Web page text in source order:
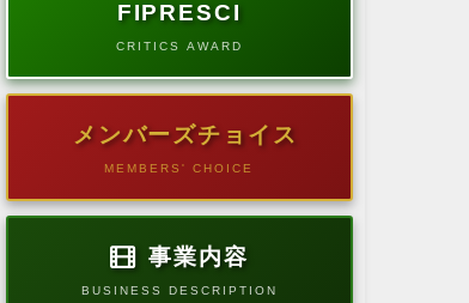
FIPRESCI
CRITICS AWARD
メンバーズチョイス
MEMBERS' CHOICE
事業内容
BUSINESS DESCRIPTION